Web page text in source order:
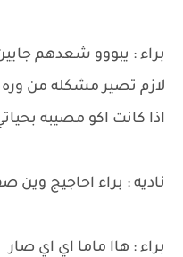
براء : يبووو شعدهم
لازم تصير مشكله من وره
اذا كانت اكو مصيبه
ناديه : براء احاجيج وين
براء : هاا ماما اي اي صار